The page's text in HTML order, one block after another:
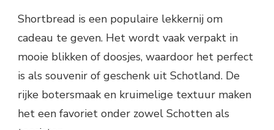
Shortbread is een populaire lekkernij om
cadeau te geven. Het wordt vaak verpakt in
mooie blikken of doosjes, waardoor het perfect
is als souvenir of geschenk uit Schotland. De
rijke botersmaak en kruimelige textuur maken
het een favoriet onder zowel Schotten als